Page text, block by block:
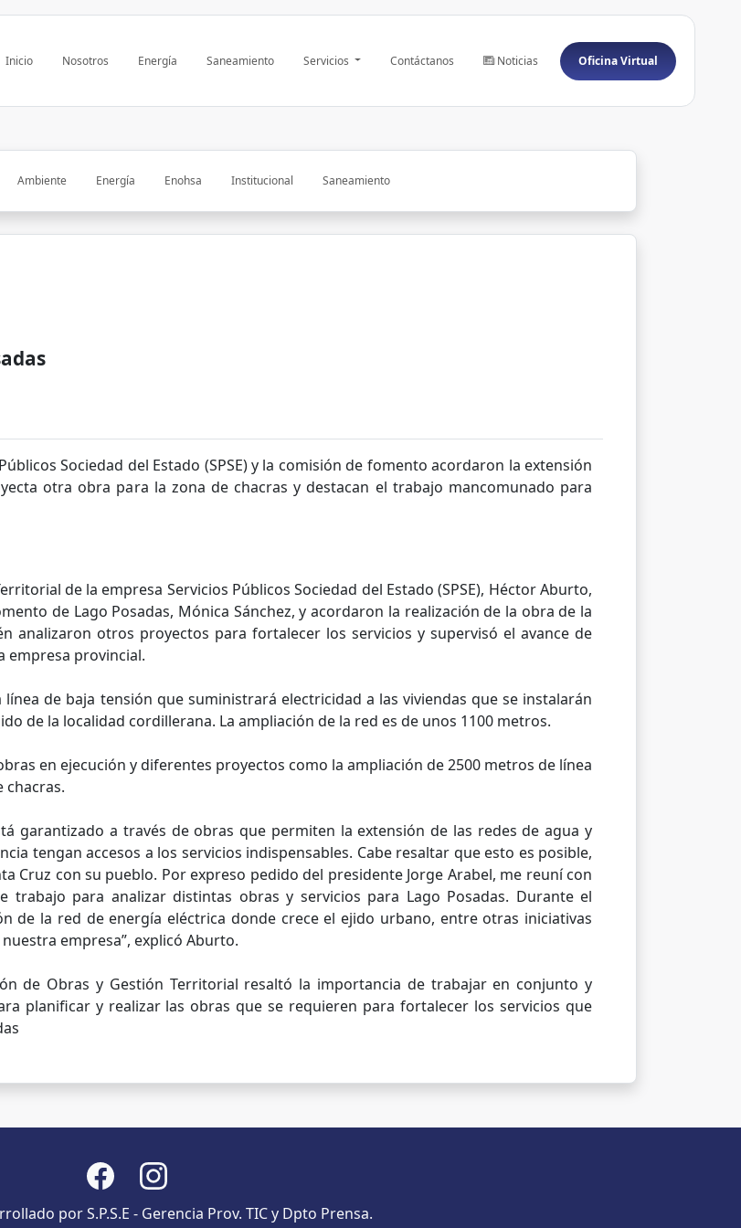
Inicio Nosotros Energía Saneamiento Servicios Contáctanos Noticias Oficina Virtual
Ambiente Energía Enohsa Institucional Saneamiento
Sociedad del Estado (SPSE) y la comisión de fomento acordaron la extensión
otra obra para la zona de chacras y destacan el trabajo mancomunado para
de la empresa Servicios Públicos Sociedad del Estado (SPSE), Héctor Aburto,
de Lago Posadas, Mónica Sánchez, y acordaron la realización de la obra de la
analizaron otros proyectos para fortalecer los servicios y supervisó el avance de
empresa provincial.
de baja tensión que suministrará electricidad a las viviendas que se instalarán
de la localidad cordillerana. La ampliación de la red es de unos 1100 metros.
en ejecución y diferentes proyectos como la ampliación de 2500 metros de línea
chacras.
garantizado a través de obras que permiten la extensión de las redes de agua y
tengan accesos a los servicios indispensables. Cabe resaltar que esto es posible,
Cruz con su pueblo. Por expreso pedido del presidente Jorge Arabel, me reuní con
trabajo para analizar distintas obras y servicios para Lago Posadas. Durante el
de la red de energía eléctrica donde crece el ejido urbano, entre otras iniciativas
empresa”, explicó Aburto.
de Obras y Gestión Territorial resaltó la importancia de trabajar en conjunto y
planificar y realizar las obras que se requieren para fortalecer los servicios que
por S.P.S.E - Gerencia Prov. TIC y Dpto Prensa.